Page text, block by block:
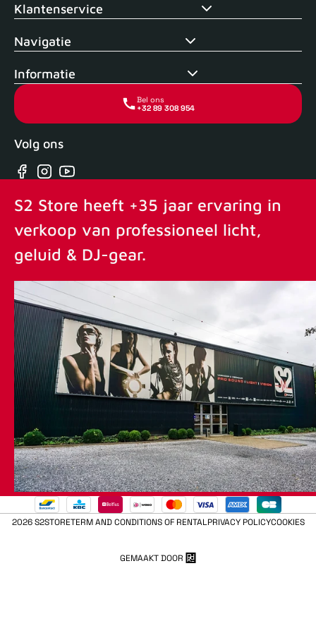
Klantenservice
Navigatie
Informatie
Bel ons
+32 89 308 954
Volg ons
Facebook
Instagram
YouTube
S2 Store heeft +35 jaar ervaring in
verkoop van professioneel licht,
geluid & DJ-gear.
2026 S2STORETERM AND CONDITIONS OF RENTALPRIVACY POLICYCOOKIES
GEMAAKT DOOR